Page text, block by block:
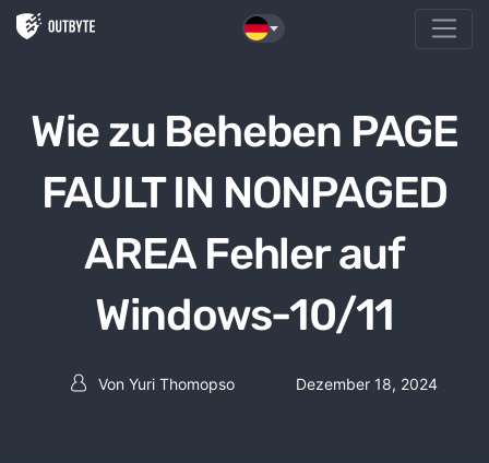
Zum Inhalt springen
Wie zu Beheben PAGE
FAULT IN NONPAGED
AREA Fehler auf
Windows-10/11
Beitrag Autor
Von Yuri Thomopso Dezember 18, 2024